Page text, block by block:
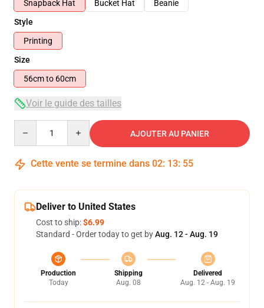
Snapback Hat
Bucket Hat
Beanie
Style
Printing
Size
56cm to 60cm
Voir le guide des tailles
AJOUTER AU PANIER
Cette vente se termine dans 02: 13: 54
Deliver to United States
Cost to ship:$6.99
Standard - Order today to get byAug. 12 - Aug. 19
Production
Today
Shipping
Aug. 08
Delivered
Aug. 12 - Aug. 19